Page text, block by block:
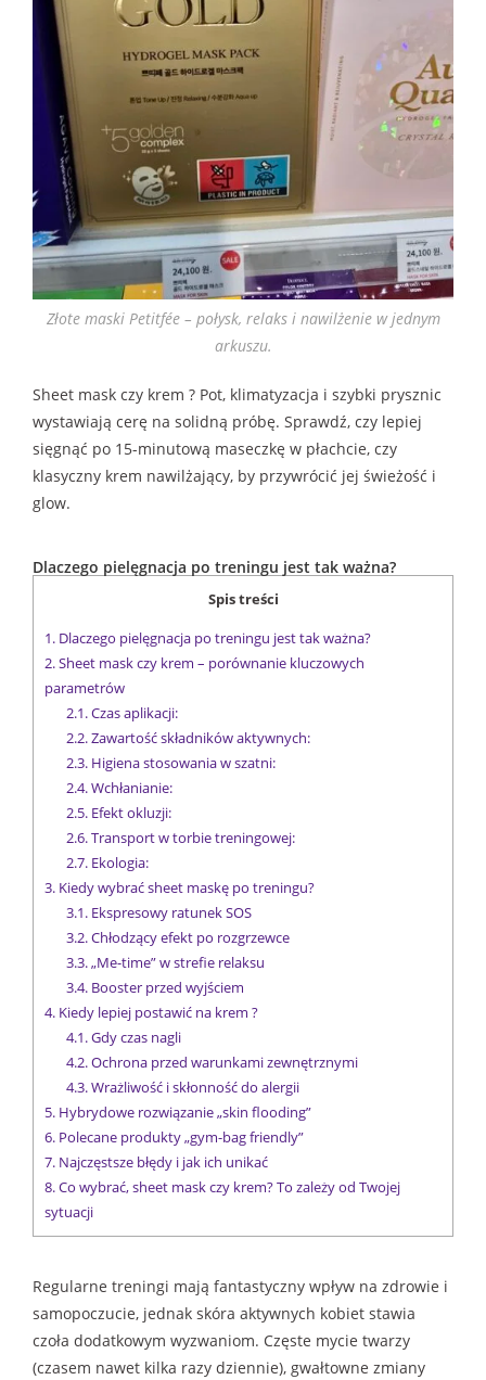
Złote maski Petitfée – połysk, relaks i nawilżenie w jednym
arkuszu.
Sheet mask czy krem ? Pot, klimatyzacja i szybki prysznic
wystawiają cerę na solidną próbę. Sprawdź, czy lepiej
sięgnąć po 15-minutową maseczkę w płachcie, czy
klasyczny krem nawilżający, by przywrócić jej świeżość i
glow.
Dlaczego pielęgnacja po treningu jest tak ważna?
Spis treści
1. Dlaczego pielęgnacja po treningu jest tak ważna?
2.Sheet mask czy krem – porównanie kluczowych
parametrów
2.1.Czas aplikacji:
2.2.Zawartość składników aktywnych:
2.3.Higiena stosowania w szatni:
2.4.Wchłanianie:
2.5.Efekt okluzji:
2.6.Transport w torbie treningowej:
2.7.Ekologia:
3. Kiedy wybrać sheet maskę po treningu?
3.1.Ekspresowy ratunek SOS
3.2.Chłodzący efekt po rozgrzewce
3.3.„Me-time” w strefie relaksu
3.4.Booster przed wyjściem
4. Kiedy lepiej postawić na krem ?
4.1.Gdy czas nagli
4.2.Ochrona przed warunkami zewnętrznymi
4.3.Wrażliwość i skłonność do alergii
5. Hybrydowe rozwiązanie „skin flooding”
6. Polecane produkty „gym-bag friendly”
7. Najczęstsze błędy i jak ich unikać
8.Co wybrać, sheet mask czy krem? To zależy od Twojej
sytuacji
Regularne treningi mają fantastyczny wpływ na zdrowie i
samopoczucie, jednak skóra aktywnych kobiet stawia
czoła dodatkowym wyzwaniom. Częste mycie twarzy
(czasem nawet kilka razy dziennie), gwałtowne zmiany